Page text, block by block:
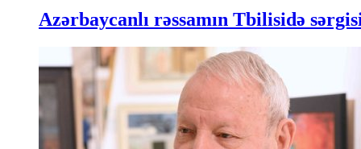
Azərbaycanlı rəssamın Tbilisidə